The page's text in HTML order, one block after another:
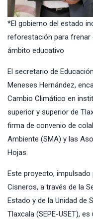
*El gobierno del estado
reforestación para frenar
ámbito educativo
El secretario de
Meneses Hernández,
Cambio Climático en
superior y superior de
firma de convenio de
Ambiente (SMA) y las
Hojas.
Este proyecto,
Cisneros, a través de la
Estado y de la Unidad de
Tlaxcala (SEPE-USET),